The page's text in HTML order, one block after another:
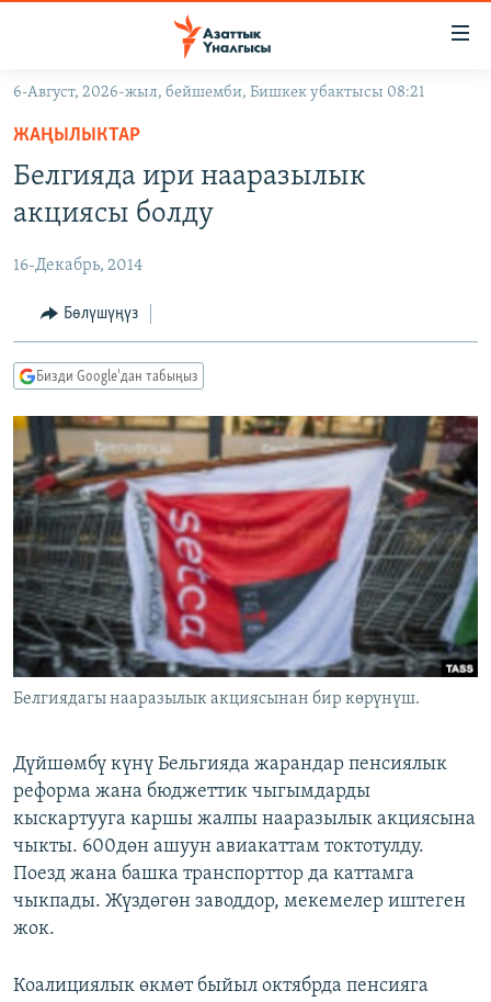
Навигацияга
өтүңүз
Издөөгө
салыңыз
ЭКОНОМИКА
МАДАНИЯТ
БОРБОР АЗИЯ
АТАЙЫН ИЛИКТӨӨ
ТВ ПРОГРАММАЛАР
ЭКСПЕРТТЕР ТАЛДАЙТ
БИЗ ЖАНА ДҮЙНӨ
ДАНИСТЕ
ЭЖЕ-СИҢДИЛЕР
АЗАТТЫК+
ЫҢГАЙСЫЗ СУРООЛОР
ӨЗГӨЧӨ ПИКИР
Русский
ОНЛАЙН ШЕРИНЕ
ЭЕ/АРнун бардык сайттары
6-Август, 2026-жыл, бейшемби, Бишкек убактысы 08:21
ЖАҢЫЛЫКТАР
Белгияда ири нааразылык
акциясы болду
16-Декабрь, 2014
Бөлүшүңүз
Бизди Google'дан табыңыз
Белгиядагы нааразылык акциясынан бир көрүнүш.
Дүйшөмбү күнү Бельгияда жарандар пенсиялык
реформа жана бюджеттик чыгымдарды
кыскартууга каршы жалпы нааразылык акциясына
чыкты. 600дөн ашуун авиакаттам токтотулду.
Поезд жана башка транспорттор да каттамга
чыкпады. Жүздөгөн заводдор, мекемелер иштеген
жок.
Коалициялык өкмөт быйыл октябрда пенсияга